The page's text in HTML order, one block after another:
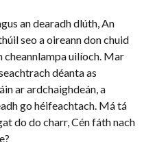
an dearadh dlúth, An
seo a oireann don chuid
cheannlampa uilíoch. Mar
déanta as
ar ardchaighdeán, a
go héifeachtach. Má tá
do do charr, Cén fáth nach